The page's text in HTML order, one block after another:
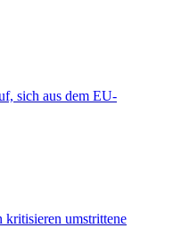
sich aus dem EU-
umstrittene